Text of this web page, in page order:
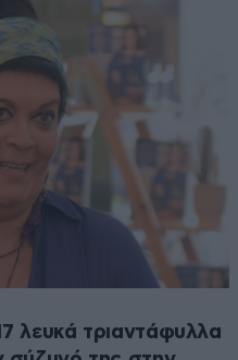
λευκά τριαντάφυλλα